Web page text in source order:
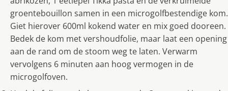
groentebouillon samen in een microgolfbestendige kom.
Giet hierover 600ml kokend water en mix goed dooreen.
Bedek de kom met vershoudfolie, maar laat een opening
aan de rand om de stoom weg te laten. Verwarm
vervolgens 6 minuten aan hoog vermogen in de
microgolfoven.